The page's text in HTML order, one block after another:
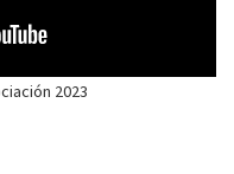
2023